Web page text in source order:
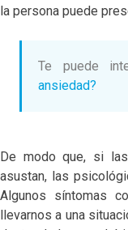
la persona puede
Te puede
ansiedad?
De modo que, si
asustan, las
Algunos síntomas
llevarnos a una